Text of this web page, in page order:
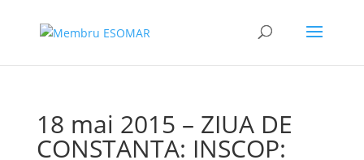
18 mai 2015 – ZIUA DE
CONSTANTA: INSCOP: